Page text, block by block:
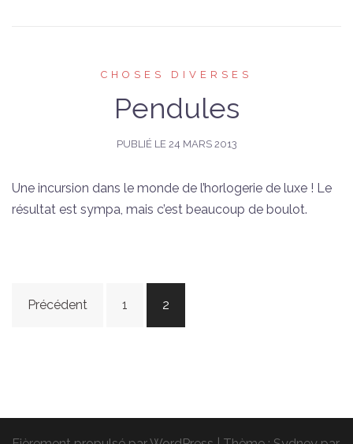
CHOSES DIVERSES
Pendules
PUBLIÉ LE 24 MARS 2013
Une incursion dans le monde de l’horlogerie de luxe ! Le
résultat est sympa, mais c’est beaucoup de boulot.
Navigation
des
Précédent 1 2